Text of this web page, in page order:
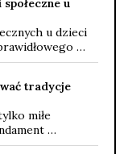
u
u dzieci
…
tradycje
miłe
…